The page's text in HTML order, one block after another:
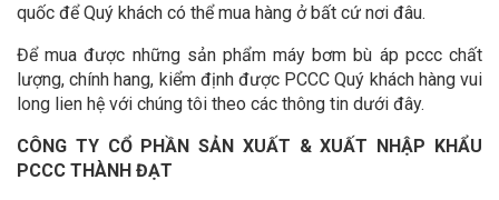
quốc để Quý khách có thể mua hàng ở bất cứ nơi đâu.
Để mua được những sản phẩm máy bơm bù áp pccc chất
lượng, chính hang, kiểm định được PCCC Quý khách hàng vui
long lien hệ với chúng tôi theo các thông tin dưới đây.
CÔNG TY CỔ PHẦN SẢN XUẤT & XUẤT NHẬP KHẨU
PCCC THÀNH ĐẠT